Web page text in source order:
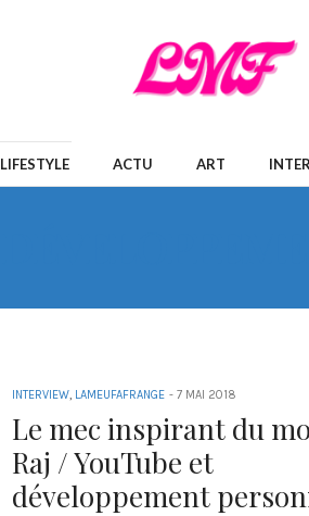
LIFESTYLE ACTU ART
INTERVIEW, LAMEUFAFRANGE - 7 MAI 2018
Le mec inspirant du
Raj / YouTube et
développement